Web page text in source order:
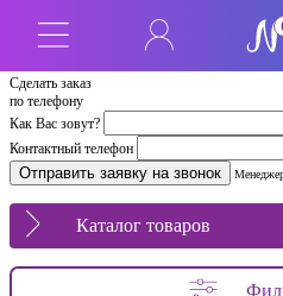
Сделать заказ
по телефону
Как Вас зовут?
Контактный телефон
Каталог товаров